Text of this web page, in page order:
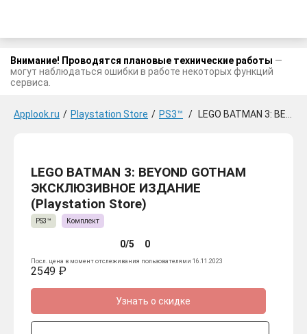
Внимание! Проводятся плановые технические работы —
могут наблюдаться ошибки в работе некоторых функций
сервиса.
Applook.ru / Playstation Store / PS3™ / LEGO BATMAN 3: BEYOND GOTHAM ЭКСКЛЮЗИВНОЕ ИЗДАНИЕ
LEGO BATMAN 3: BEYOND GOTHAM
ЭКСКЛЮЗИВНОЕ ИЗДАНИЕ
(Playstation Store)
PS3™ Комплект
0/5 0
Посл. цена в момент отслеживания пользователями 16.11.2023
2549 ₽
Узнать о скидке